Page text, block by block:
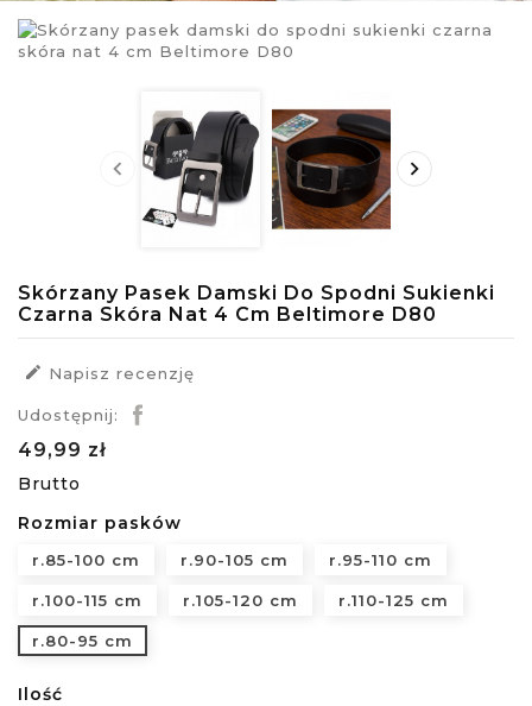
 
Skórzany Pasek Damski Do Spodni Sukienki
Czarna Skóra Nat 4 Cm Beltimore D80
 Napisz recenzję
Udostępnij:
49,99 zł
Brutto
Rozmiar pasków
r.85-100 cm r.90-105 cm r.95-110 cm
r.100-115 cm r.105-120 cm r.110-125 cm
r.80-95 cm
Ilość